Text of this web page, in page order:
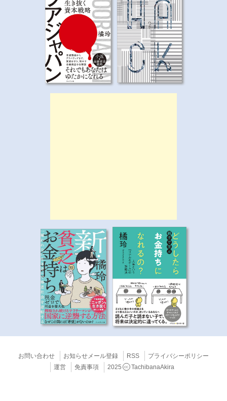
お問い合わせ お知らせメール登録 RSS
プライバシーポリシー
運営
免責事項 2025 CC TachibanaAkira